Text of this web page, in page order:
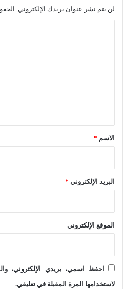
ل
ت
س
ا
ف
ق
خ
ا
لن يتم نشر عنوان بريدك الإلكتروني.
*الاسم *
البريد الإلكتروني *
الموقع الإلكتروني
احفظ اسمي، بريدي الإلكتروني،
لاستخدامها المرة المقبلة في تعليقي.